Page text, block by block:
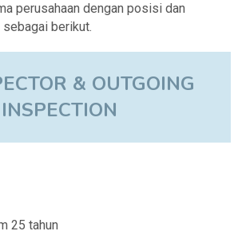
perusahaan dengan posisi dan
berikut.
& OUTGOING
INSPECTION
25 tahun